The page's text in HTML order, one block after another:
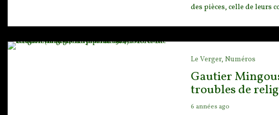
des pièces, celle de leurs
Le Verger, Numéros
Gautier
troubles de
6 années ago